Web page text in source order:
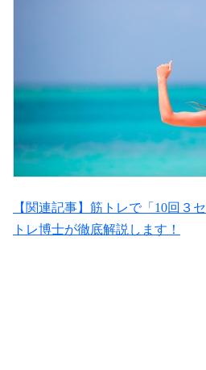
【関連記事】筋トレで「10回３
トレ博士が徹底解説します！